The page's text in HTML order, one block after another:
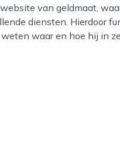
van geldmaat,
diensten. Hierdoor
waar en hoe hij in